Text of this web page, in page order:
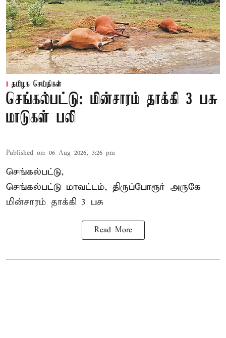
தமிழக செய்திகள்
செங்கல்பட்டு: மின்சாரம் தாக்கி 3 பசு
மாடுகள் பலி
Published on: 06 Aug 2026, 3:26 pm
செங்கல்பட்டு,
செங்கல்பட்டு மாவட்டம், திருப்போரூர் அருகே
மின்சாரம் தாக்கி 3 பசு
Read More